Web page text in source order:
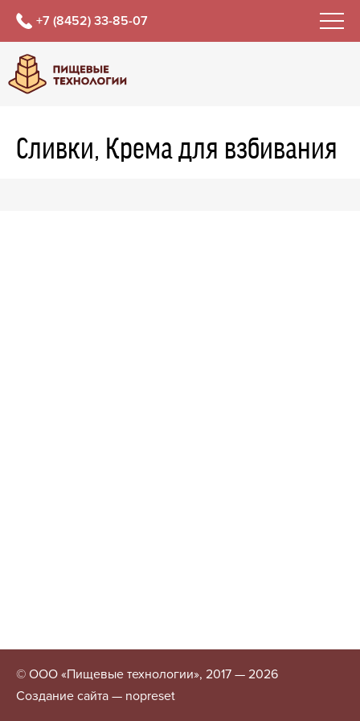
+7 (8452) 33-85-07
Сливки, Крема для взбивания
© ООО «Пищевые технологии», 2017 — 2026
Создание сайта — nopreset